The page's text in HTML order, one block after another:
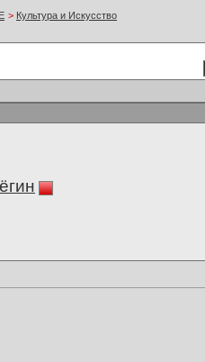
> Культура и Искусство